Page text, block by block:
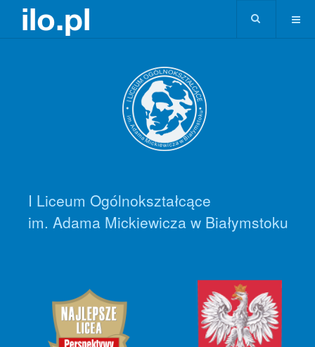
I Liceum Ogólnokształcące
im. Adama Mickiewicza w Białymstoku